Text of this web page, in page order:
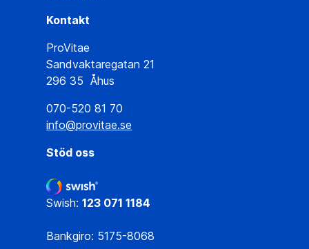
Kontakt
ProVitae
Sandvaktaregatan 21
296 35 Åhus
070-520 81 70
info@provitae.se
Stöd oss
Swish:123 071 1184
Bankgiro: 5175-8068